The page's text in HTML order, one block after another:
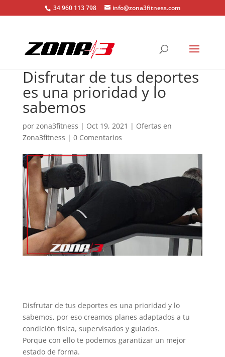
34 960 113 798 info@zona3fitness.com
Disfrutar de tus deportes
es una prioridad y lo
sabemos
por zona3fitness | Oct 19, 2021 | Ofertas en
Zona3fitness | 0 Comentarios
Disfrutar de tus deportes es una prioridad y lo
sabemos, por eso creamos planes adaptados a tu
condición física, supervisados y guiados.
Porque con ello te podemos garantizar un mejor
estado de forma.